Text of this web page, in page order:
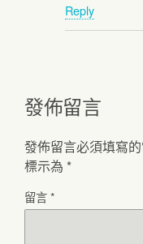
Reply
發佈留言
發佈留言必須填寫
標示為 *
留言*